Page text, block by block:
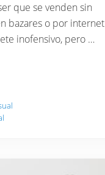
que se venden sin
bazares o por
inofensivo, pero …